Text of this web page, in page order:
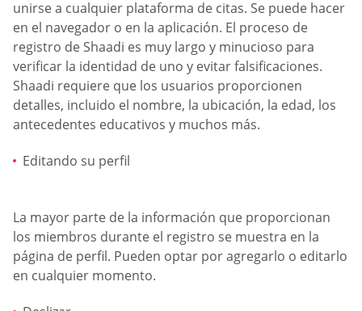
unirse a cualquier plataforma de citas. Se puede hacer
en el navegador o en la aplicación. El proceso de
registro de Shaadi es muy largo y minucioso para
verificar la identidad de uno y evitar falsificaciones.
Shaadi requiere que los usuarios proporcionen
detalles, incluido el nombre, la ubicación, la edad, los
antecedentes educativos y muchos más.
Editando su perfil
La mayor parte de la información que proporcionan
los miembros durante el registro se muestra en la
página de perfil. Pueden optar por agregarlo o editarlo
en cualquier momento.